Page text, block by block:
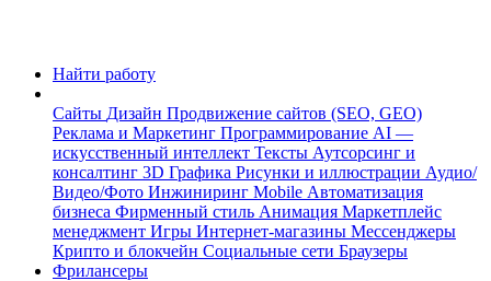
Найти работу
Сайты Дизайн Продвижение сайтов (SEO, GEO)
Реклама и Маркетинг Программирование AI —
искусственный интеллект Тексты Аутсорсинг и
консалтинг 3D Графика Рисунки и иллюстрации Аудио/
Видео/Фото Инжиниринг Mobile Автоматизация
бизнеса Фирменный стиль Анимация Маркетплейс
менеджмент Игры Интернет-магазины Мессенджеры
Крипто и блокчейн Социальные сети Браузеры
Фрилансеры